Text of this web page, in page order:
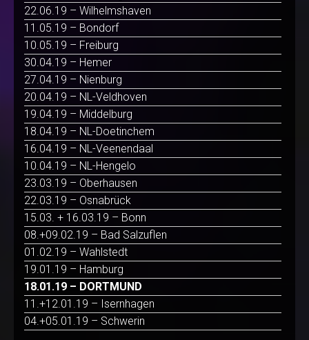
22.06.19 – Wilhelmshaven
11.05.19 – Bondorf
10.05.19 – Freiburg
30.04.19 – Hemer
27.04.19 – Nienburg
20.04.19 – NL-Veldhoven
19.04.19 – Middelburg
18.04.19 – NL-Doetinchem
16.04.19 – NL-Veenendaal
10.04.19 – NL-Hengelo
23.03.19 – Oberhausen
22.03.19 – Osnabrück
15.03. + 16.03.19 – Bonn
08.+09.02.19 – Bad Salzuflen
01.02.19 – Wahlstedt
19.01.19 – Hamburg
18.01.19 – DORTMUND
11.+12.01.19 – Isernhagen
04.+05.01.19 – Schwerin